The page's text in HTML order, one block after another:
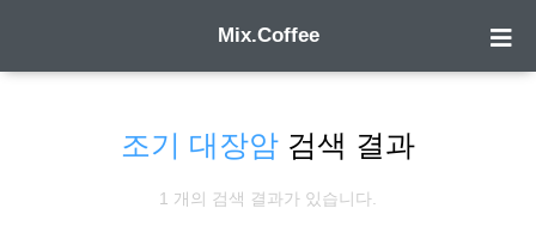
Mix.Coffee
조기 대장암 검색 결과
1 개의 검색 결과가 있습니다.